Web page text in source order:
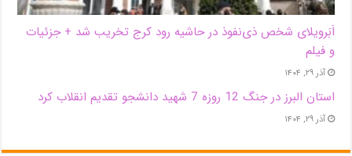
اَبَر‌ویلای شخص ذی‌نفوذ در حاشیه‌ رود کرج تخریب شد + جزئیات
و فیلم
آذر ۲۹, ۱۴۰۴
استان البرز در جنگ 12 روزه 7 شهید دانشجو تقدیم انقلاب کرد
آذر ۲۹, ۱۴۰۴